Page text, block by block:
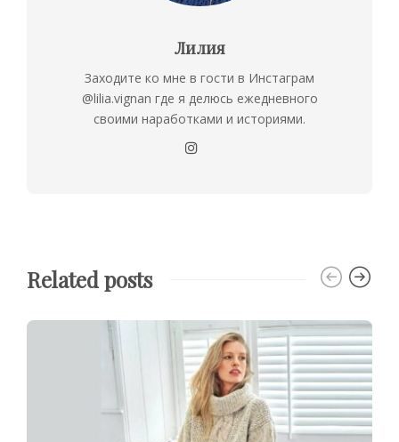
Лилия
Заходите ко мне в гости в Инстаграм
@lilia.vignan где я делюсь ежедневного
своими наработками и историями.
Related posts